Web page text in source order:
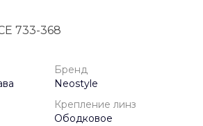
733-368
Бренд
Neostyle
Крепление линз
Ободковое